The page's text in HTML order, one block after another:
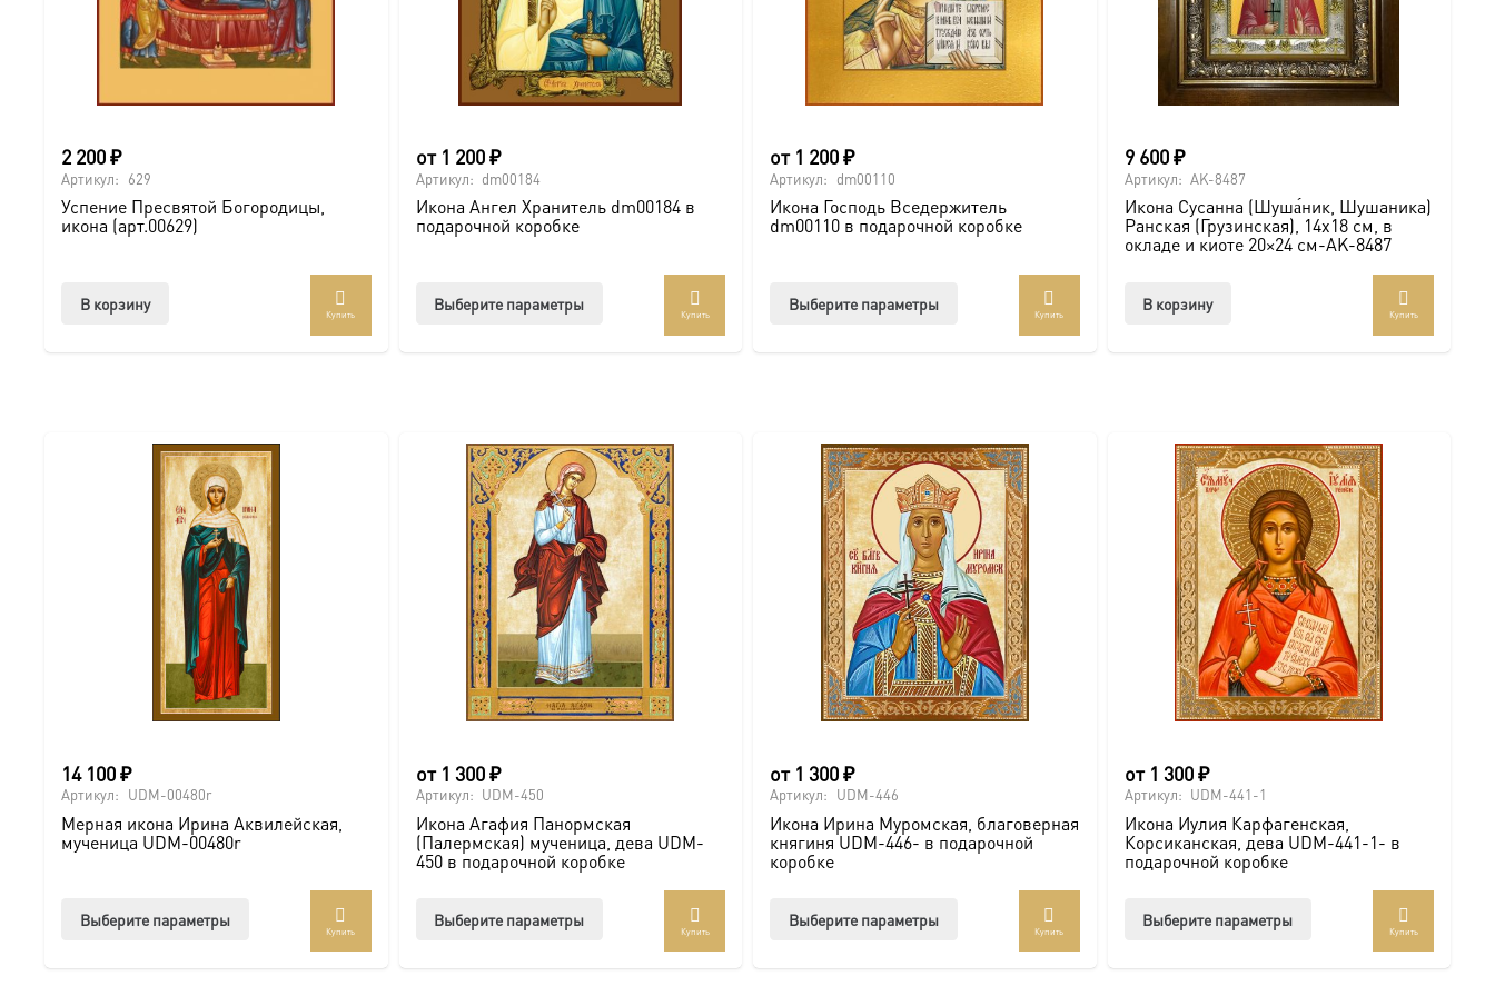
Мы доставляем эти уникальные иконы в надежной упаковке по всей России. Возможно изготовление под заказ в нужном вам размере. Дарите с глубоким смыслом!
Подписывайтесь на нашу группу ВКонтакте, чтобы видеть больше уникальных работ:
https://vk.com/ikonaspasКупить икону Сусанна (Шуша́ник, Шушаника) Ранская
(Грузинская), 14х18 см, в окладе-A-8487 можно онлайн
2 200₽
Артикул: 629
Успение Пресвятой Богородицы,
икона (арт.00629)
В корзину
Купить
от 1 200₽
Артикул: dm00184
Икона Ангел Хранитель dm00184 в
подарочной коробке
Выберите параметры
можно
выбрать
на
странице
товара.
Купить
от 1 200₽
Артикул: dm00110
Икона Господь Вседержитель
dm00110 в подарочной коробке
Выберите параметры
можно
выбрать
на
странице
товара.
Купить
9 600₽
Артикул: AK-8487
Икона Сусанна (Шуша́ник, Шушаника)
Ранская (Грузинская), 14х18 см, в
окладе и киоте 20×24 см-AK-8487
В корзину
Купить
14 100₽
Артикул: UDM-00480r
Мерная икона Ирина Аквилейская,
мученица UDM-00480r
Выберите параметры
Купить
от 1 300₽
Артикул: UDM-450
Икона Агафия Панормская
(Палермская) мученица, дева UDM-
450 в подарочной коробке
Выберите параметры
Купить
от 1 300₽
Артикул: UDM-446
Икона Ирина Муромская, благоверная
княгиня UDM-446- в подарочной
коробке
Выберите параметры
Купить
от 1 300₽
Артикул: UDM-441-1
Икона Иулия Карфагенская,
Корсиканская, дева UDM-441-1- в
подарочной коробке
Выберите параметры
Купить